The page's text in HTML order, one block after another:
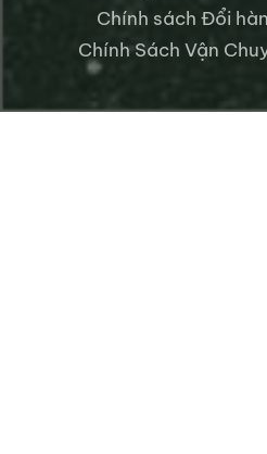
Chính sách Đổi
Chính Sách Vận